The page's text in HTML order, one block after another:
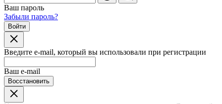
Ваш пароль
Забыли пароль?
Войти
Введите e-mail, который вы использовали при регистрации
Ваш e-mail
Восстановить